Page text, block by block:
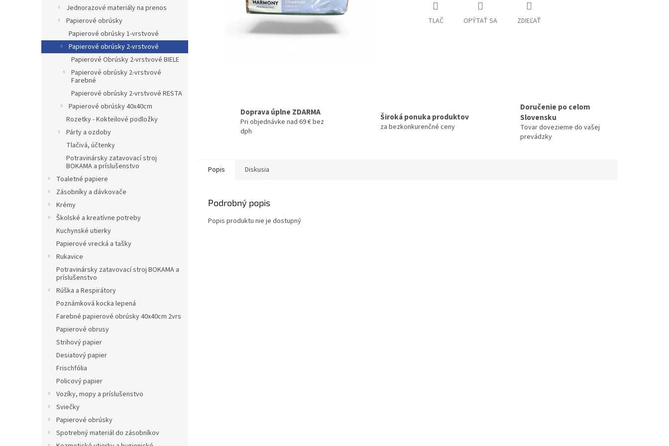
Jednorazové materiály na prenos
Papierové obrúsky
Papierové obrúsky 1-vrstvové
Papierové obrúsky 2-vrstvové
Papierové Obrúsky 2-vrstvové BIELE
Papierové obrúsky 2-vrstvové
Farebné
Papierové obrúsky 2-vrstvové RESTA
Papierové obrúsky 40x40cm
Rozetky - Kokteilové podložky
Párty a ozdoby
Tlačivá, účtenky
Potravinársky zatavovací stroj
BOKAMA a príslušenstvo
Toaletné papiere
Zásobníky a dávkovače
Krémy
Školské a kreatívne potreby
Kuchynské utierky
Papierové vrecká a tašky
Rukavice
Potravinársky zatavovací stroj BOKAMA a
príslušenstvo
Rúška a Respirátory
Poznámková kocka lepená
Farebné papierové obrúsky 40x40cm 2vrs
Papierové obrusy
Strihový papier
Desiatový papier
Frischfólia
Policový papier
Vozíky, mopy a príslušenstvo
Sviečky
Papierové obrúsky
Spotrebný materiál do zásobníkov
TLAČ OPÝTAŤ SA ZDIEĽAŤ
Doprava úplne ZDARMA
Pri objednávke nad 69 € bez
dph
Široká ponuka produktov
za bezkonkurenčné ceny
Doručenie po celom
Slovensku
Tovar dovezieme do vašej
prevádzky
Popis Diskusia
Podrobný popis
Popis produktu nie je dostupný